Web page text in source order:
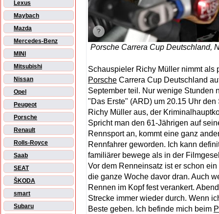
Lexus
Maybach
Mazda
Mercedes-Benz
MINI
Mitsubishi
Nissan
Opel
Peugeot
Porsche
Renault
Rolls-Royce
Saab
SEAT
ŠKODA
smart
Subaru
Porsche Carrera Cup Deutschland,
Schauspieler Richy Müller nimmt als
Porsche Carrera Cup Deutschland
September teil. Nur wenige Stunden
"Das Erste" (ARD) um 20.15 Uhr
Richy Müller aus, der
Spricht man den 61-Jährigen auf
Rennsport an, kommt eine ganz
Rennfahrer geworden. Ich kann
familiärer bewege als in der
Vor dem Renneinsatz ist er schon
die ganze Woche davor dran. Auch
Rennen im Kopf fest verankert.
Strecke immer wieder durch. Wenn
Beste geben. Ich befinde mich beim